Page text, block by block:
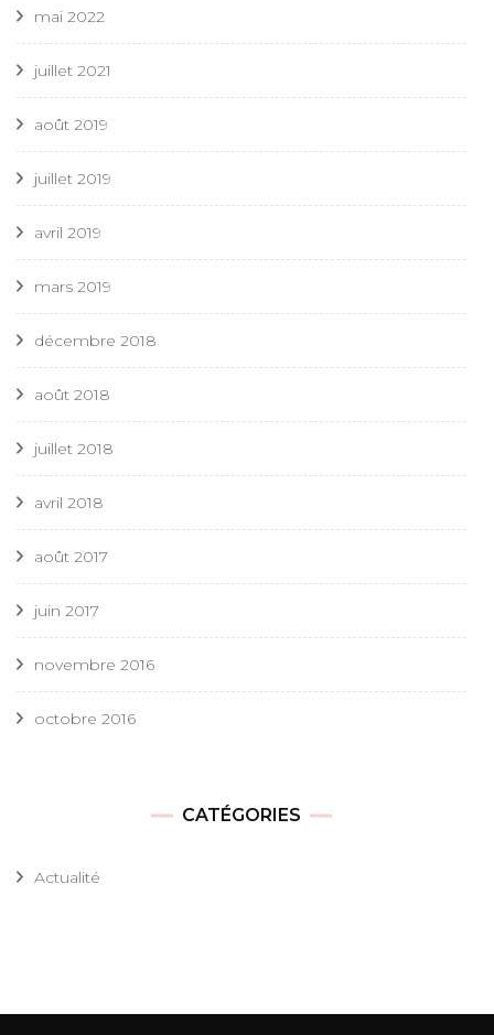
mai 2022
juillet 2021
août 2019
juillet 2019
avril 2019
mars 2019
décembre 2018
août 2018
juillet 2018
avril 2018
août 2017
juin 2017
novembre 2016
octobre 2016
CATÉGORIES
Actualité